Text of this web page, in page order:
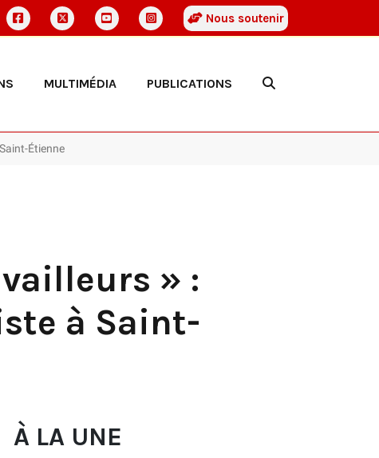
Nous soutenir
MULTIMÉDIA PUBLICATIONS
Étienne
» :
à Saint-
À LA UNE